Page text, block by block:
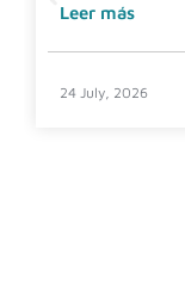
Leer más
24 July, 2026